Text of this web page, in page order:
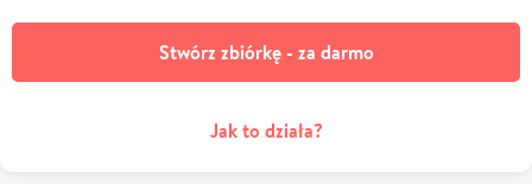
Stwórz zbiórkę - za darmo
Jak to działa?